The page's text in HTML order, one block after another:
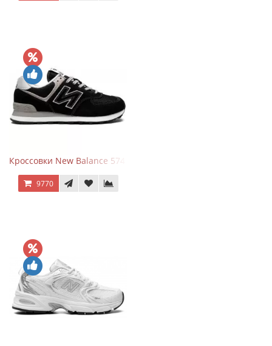
Кроссовки New Balance 574 Evergreen Black
9770